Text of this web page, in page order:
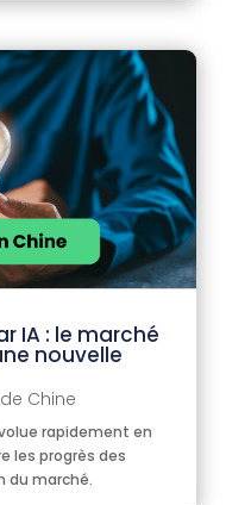
IA : le marché
nouvelle
Chine
rapidement en
les progrès des
du marché.